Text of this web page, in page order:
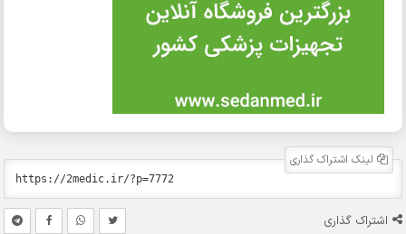
لینک اشتراک گذاری
اشتراک گذاری